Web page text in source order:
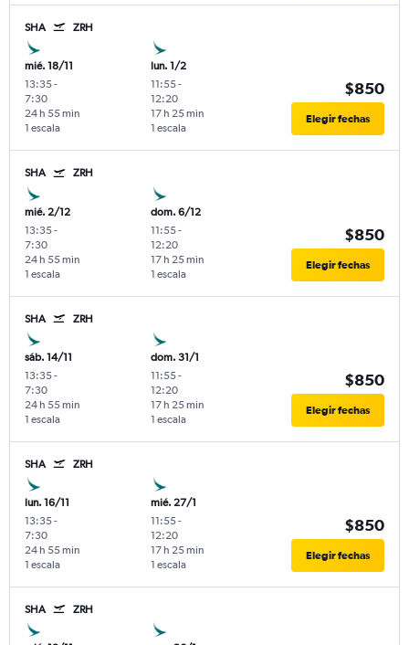
SHA ZRH
mié. 18/11
13:35-
7:30
1 escala
24 h 55 min
lun. 1/2
11:55-
12:20
1 escala
17 h 25 min
$850
Elegir fechas
SHA ZRH
mié. 2/12
13:35-
7:30
1 escala
24 h 55 min
dom. 6/12
11:55-
12:20
1 escala
17 h 25 min
$850
Elegir fechas
SHA ZRH
sáb. 14/11
13:35-
7:30
1 escala
24 h 55 min
dom. 31/1
11:55-
12:20
1 escala
17 h 25 min
$850
Elegir fechas
SHA ZRH
lun. 16/11
13:35-
7:30
1 escala
24 h 55 min
mié. 27/1
11:55-
12:20
1 escala
17 h 25 min
$850
Elegir fechas
SHA ZRH